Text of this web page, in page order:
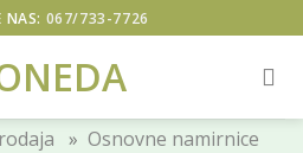
NAS: 067/733-7726
» Osnovne namirnice